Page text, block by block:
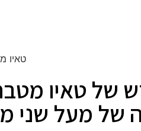
של טאיו
מעל שני